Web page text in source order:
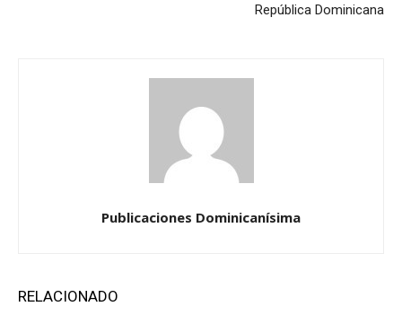
República Dominicana
Publicaciones Dominicanísima
RELACIONADO